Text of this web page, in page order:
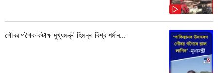
গৌৰৱ গগৈক কটাক্ষ মুখ্যমন্ত্ৰী হিমন্ত বিশ্ব শৰ্মাৰ...